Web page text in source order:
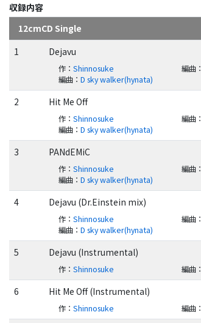
収録内容
12cmCD Single
1
Dejavu
作 ：Shinnosuke 編曲
編曲 ：D sky walker(hynata)
2 Hit Me Off
作 ：Shinnosuke 編曲
編曲 ：D sky walker(hynata)
3 PANdEMiC
作 ：Shinnosuke 編曲
編曲 ：D sky walker(hynata)
4 Dejavu (Dr.Einstein mix)
作 ：Shinnosuke 編曲
編曲 ：D sky walker(hynata)
5 Dejavu (Instrumental)
作 ：Shinnosuke 編曲
6 Hit Me Off (Instrumental)
作 ：Shinnosuke 編曲